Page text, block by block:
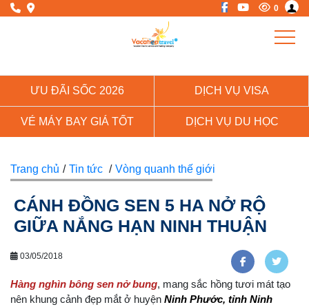
0
ƯU ĐÃI SỐC 2026 DỊCH VỤ VISA
VÉ MÁY BAY GIÁ TỐT DỊCH VỤ DU HỌC
Trang chủ / Tin tức / Vòng quanh thế giới
CÁNH ĐỒNG SEN 5 HA NỞ RỘ
GIỮA NẮNG HẠN NINH THUẬN
03/05/2018
Hàng nghìn bông sen nở bung, mang sắc hồng tươi mát tạo
nên khung cảnh đẹp mắt ở huyện Ninh Phước, tỉnh Ninh